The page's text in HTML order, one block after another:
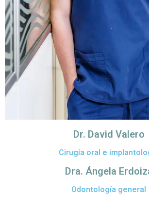
Dr. David Valero
Cirugía oral e
Dra. Ángela
Odontología general